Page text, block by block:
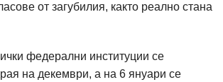
от загубилия, както реално стана
федерални институции се
на декември, а на 6 януари се